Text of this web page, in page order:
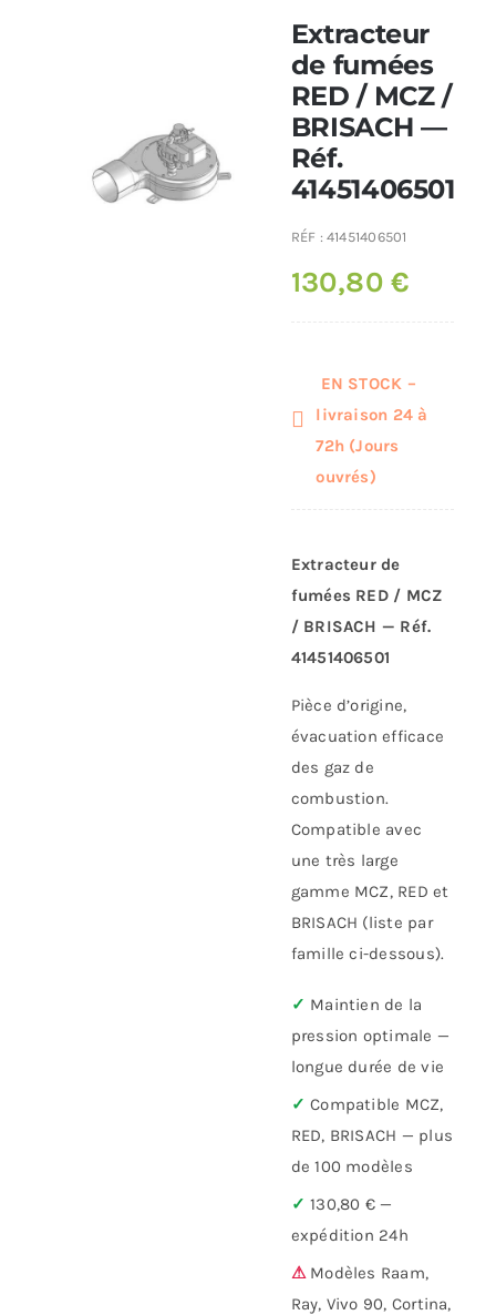
Conduit de fumées
Extracteur
de fumées
RED / MCZ /
BRISACH —
Réf.
41451406501
RÉF :41451406501
130,80€
EN STOCK –
livraison 24 à
72h (Jours
ouvrés)
Extracteur de
fumées RED / MCZ
/ BRISACH — Réf.
41451406501
Pièce d’origine,
évacuation efficace
des gaz de
combustion.
Compatible avec
une très large
gamme MCZ, RED et
BRISACH (liste par
famille ci-dessous).
✓ Maintien de la
pression optimale —
longue durée de vie
✓ Compatible MCZ,
RED, BRISACH — plus
de 100 modèles
✓ 130,80 € —
expédition 24h
⚠Modèles Raam,
Ray, Vivo 90, Cortina,